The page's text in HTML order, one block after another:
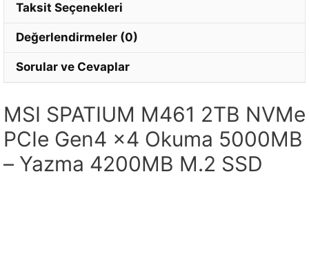
Taksit Seçenekleri
Değerlendirmeler (0)
Sorular ve Cevaplar
MSI SPATIUM M461 2TB NVMe
PCIe Gen4 x4 Okuma 5000MB
– Yazma 4200MB M.2 SSD